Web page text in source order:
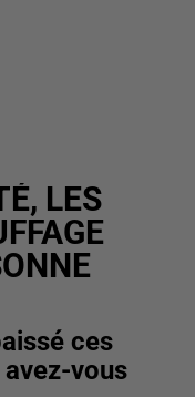
LES
ces
vous